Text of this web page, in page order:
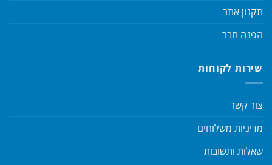
תקנון אתר
הפנה חבר
שירות לקוחות
צור קשר
מדיניות משלוחים
שאלות ותשובות